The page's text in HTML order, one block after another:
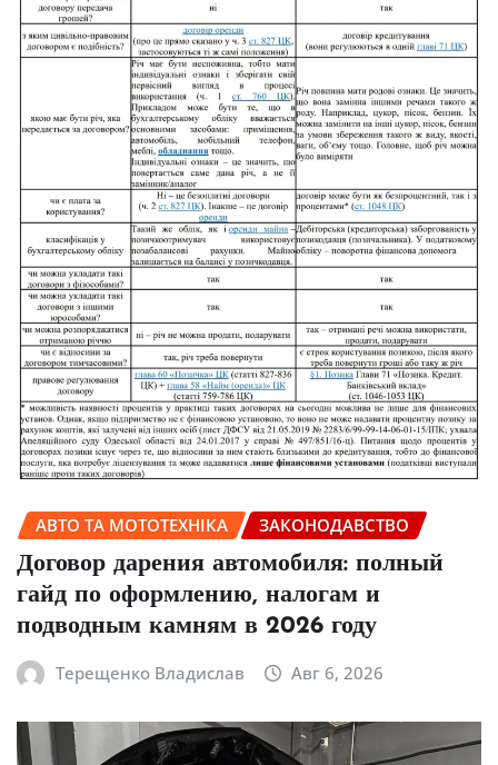
АВТО ТА МОТОТЕХНІКА ЗАКОНОДАВСТВО
Договор дарения автомобиля: полный
гайд по оформлению, налогам и
подводным камням в 2026 году
Терещенко Владислав Авг 6, 2026